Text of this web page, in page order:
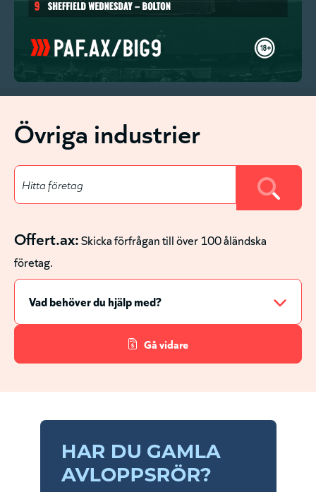
Övriga industrier
Offert.ax:Skicka förfrågan till över 100 åländska
företag.
Gå vidare